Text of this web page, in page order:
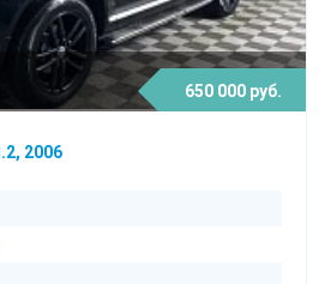
650 000 руб.
2006